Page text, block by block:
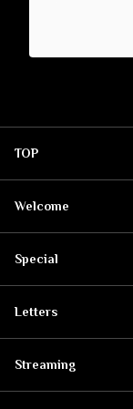
TOP
Welcome
Special
Letters
Streaming